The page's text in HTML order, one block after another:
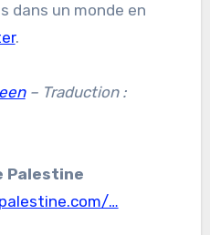
dans un monde en
.
– Traduction :
Palestine
…